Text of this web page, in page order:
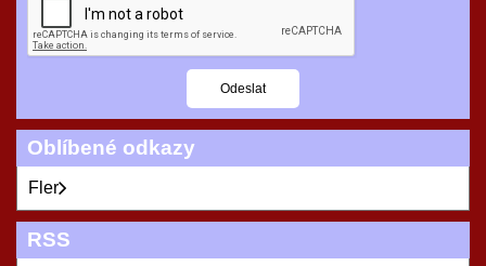
Oblíbené odkazy
Fler
RSS